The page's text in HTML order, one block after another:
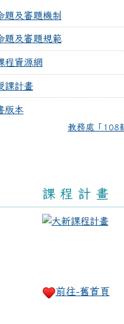
題及審題機制
題及審題規範
程資源網
課計畫
版本
教務處「108
課 程 計 畫
前往-舊首頁